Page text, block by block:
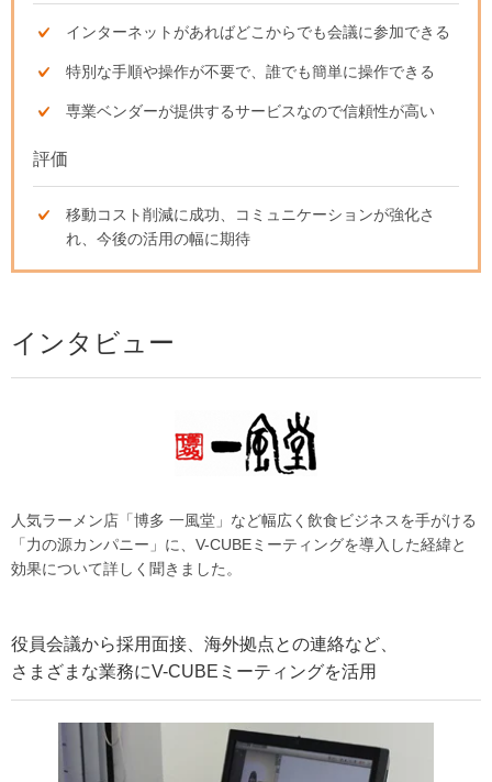
インターネットがあればどこからでも会議に参加できる
特別な手順や操作が不要で、誰でも簡単に操作できる
専業ベンダーが提供するサービスなので信頼性が高い
評価
移動コスト削減に成功、コミュニケーションが強化さ
れ、今後の活用の幅に期待
インタビュー
人気ラーメン店「博多 一風堂」など幅広く飲食ビジネスを手がける
「力の源カンパニー」に、V-CUBEミーティングを導入した経緯と
効果について詳しく聞きました。
役員会議から採用面接、海外拠点との連絡など、
さまざまな業務にV-CUBEミーティングを活用